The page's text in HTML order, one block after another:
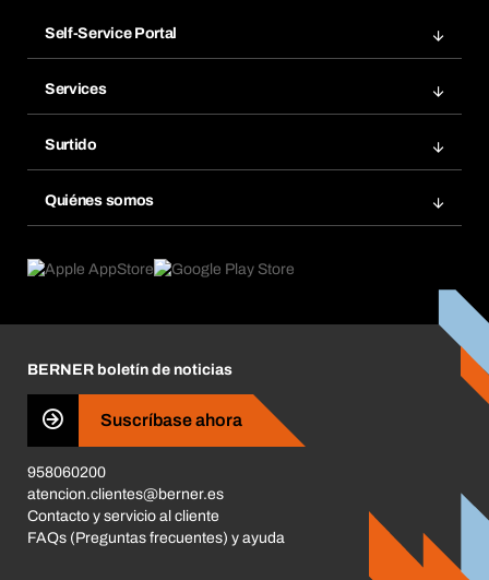
Self-Service Portal
Grupos Favoritos
Repetir pedido
Pedidos programados
Services
Gestión Química
eProcurement
Buscadores de productos
Surtido
Quiénes somos
Lo que nos mueve
Tiendas BERNER
Business Conduct
BERNER boletín de noticias
Suscríbase ahora
958060200
atencion.clientes@berner.es
Contacto y servicio al cliente
FAQs (Preguntas frecuentes) y ayuda